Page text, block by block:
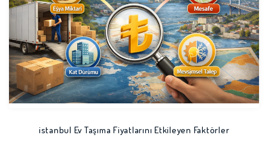
istanbul Ev Taşıma Fiyatlarını Etkileyen Faktörler